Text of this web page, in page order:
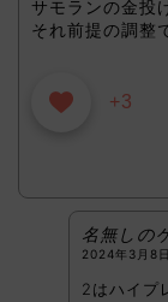
サモランの金投
それ前提の調整
+3
名無しの
2024年3月8
2はハイプ